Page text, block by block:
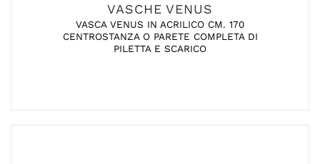
VASCHE VENUS
VASCA VENUS IN ACRILICO CM. 170
CENTROSTANZA O PARETE COMPLETA DI
PILETTA E SCARICO